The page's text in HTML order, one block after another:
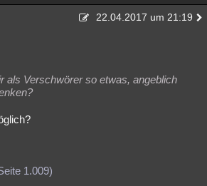
22.04.2017 um 21:19
als Verschwörer so etwas, angeblich
1.009)